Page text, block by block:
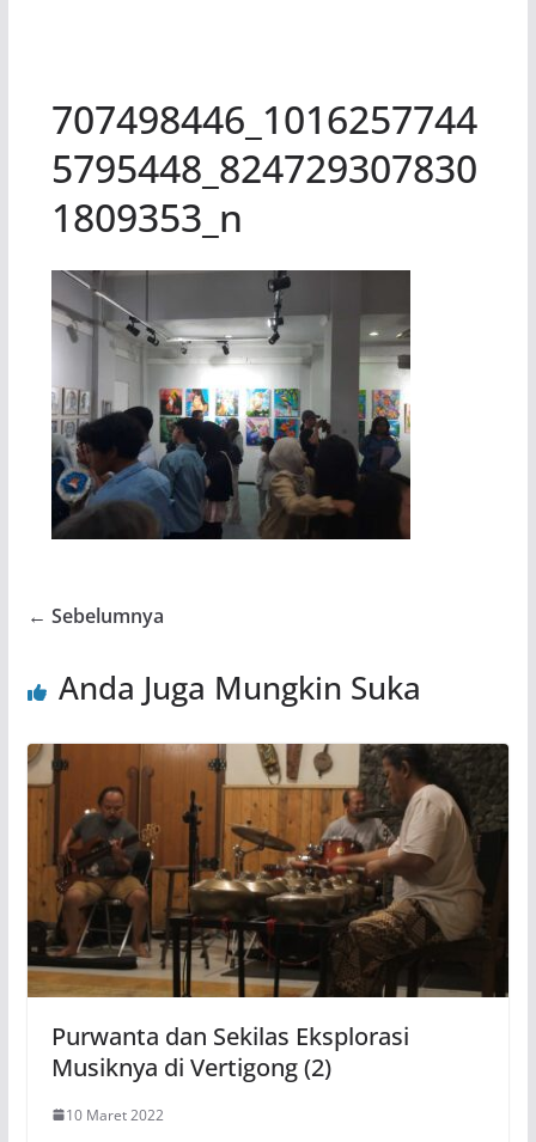
707498446_1016257744
5795448_824729307830
1809353_n
← Sebelumnya
Anda Juga Mungkin Suka
Purwanta dan Sekilas Eksplorasi
Musiknya di Vertigong (2)
10 Maret 2022